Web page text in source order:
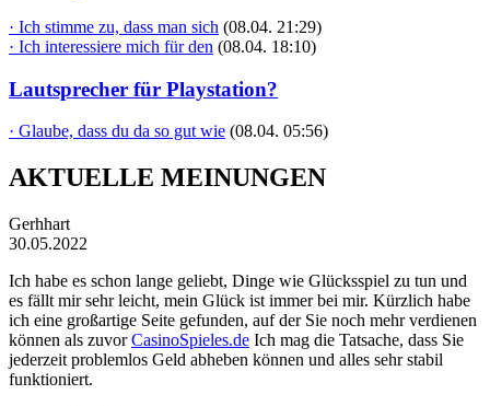
· Ich stimme zu, dass man sich (08.04. 21:29)
· Ich interessiere mich für den (08.04. 18:10)
Lautsprecher für Playstation?
· Glaube, dass du da so gut wie (08.04. 05:56)
AKTUELLE MEINUNGEN
Gerhhart
30.05.2022
Ich habe es schon lange geliebt, Dinge wie Glücksspiel zu tun und
es fällt mir sehr leicht, mein Glück ist immer bei mir. Kürzlich habe
ich eine großartige Seite gefunden, auf der Sie noch mehr verdienen
können als zuvorCasinoSpieles.de Ich mag die Tatsache, dass Sie
jederzeit problemlos Geld abheben können und alles sehr stabil
funktioniert.